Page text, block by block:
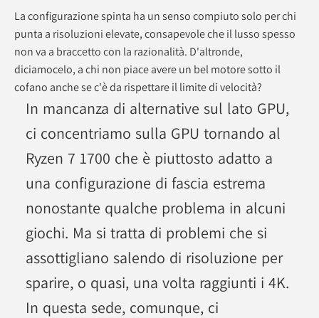
La configurazione spinta ha un senso compiuto solo per chi
punta a risoluzioni elevate, consapevole che il lusso spesso
non va a braccetto con la razionalità. D'altronde,
diciamocelo, a chi non piace avere un bel motore sotto il
cofano anche se c'è da rispettare il limite di velocità?
In mancanza di alternative sul lato GPU,
ci concentriamo sulla GPU tornando al
Ryzen 7 1700 che è piuttosto adatto a
una configurazione di fascia estrema
nonostante qualche problema in alcuni
giochi. Ma si tratta di problemi che si
assottigliano salendo di risoluzione per
sparire, o quasi, una volta raggiunti i 4K.
In questa sede, comunque, ci